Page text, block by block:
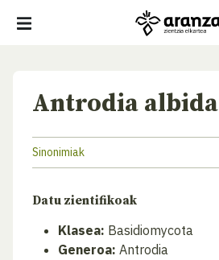
Antrodia albida
Sinonimiak
Datu zientifikoak
Klasea: Basidiomycota
Generoa: Antrodia